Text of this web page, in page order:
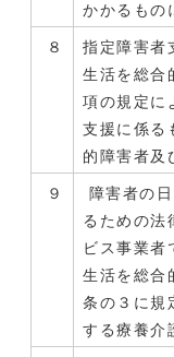
かかるもの
８
指定障害者
生活を総合
項の規定に
支援に係る
的障害者及
９
障害者の
るための法
ビス事業者
生活を総合
条の３に規
する療養介